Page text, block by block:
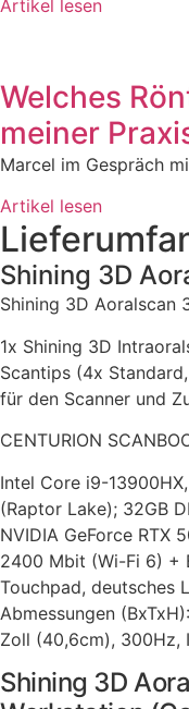
Artikel lesen
Welches
meiner
Marcel im Gespräch
Artikel lesen
Shining 3D
Shining 3D Aoralscan
1x Shining 3D
Scantips (4x
für den Scanner und
CENTURION
Intel Core i9-
(Raptor Lake); 32GB
NVIDIA GeForce RTX
2400 Mbit (Wi-Fi 6) +
Touchpad, deutsches
Abmessungen
Zoll (40,6cm), 300Hz,
Shining 3D